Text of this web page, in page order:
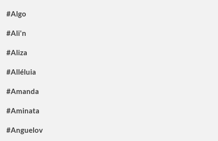
#Algo
#Ali'n
#Aliza
#Alléluia
#Amanda
#Aminata
#Anguelov